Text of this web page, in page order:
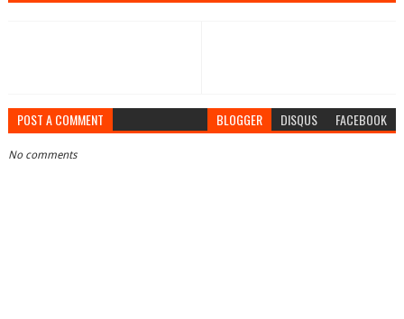
POST A COMMENT BLOGGER DISQUS FACEBOOK
No comments